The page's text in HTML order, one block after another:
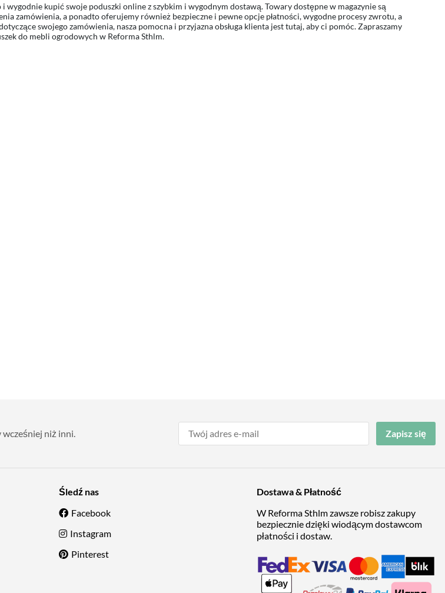
i wygodnie kupić swoje poduszki online z szybkim i wygodnym dostawą. Towary dostępne w magazynie są
zamówienia, a ponadto oferujemy również bezpieczne i pewne opcje płatności, wygodne procesy zwrotu, a
swojego zamówienia, nasza pomocna i przyjazna obsługa klienta jest tutaj, aby ci pomóc. Zapraszamy
do mebli ogrodowych w Reforma Sthlm.
niż inni. Zapisz się
Śledź nas
Facebook
Instagram
Pinterest
Dostawa & Płatność
W Reforma Sthlm zawsze robisz zakupy
bezpiecznie dzięki wiodącym dostawcom
płatności i dostaw.